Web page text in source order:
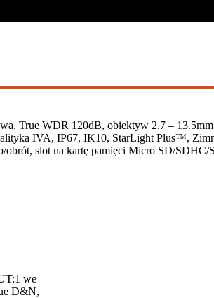
True WDR 120dB, obiektyw 2.7 –
IVA, IP67, IK10, StarLight Plus™,
slot na kartę pamięci Micro SD/
we
D&N,